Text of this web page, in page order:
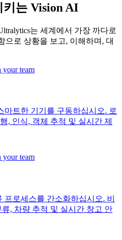
는 Vision AI
는 세계에서 가장 까다로
으로 상황을 보고, 이해하며, 대
마트한 기기를 구동하십시오. 로
, 인식, 객체 추적 및 실시간 제
프로세스를 간소화하십시오. 비
, 차량 추적 및 실시간 창고 안